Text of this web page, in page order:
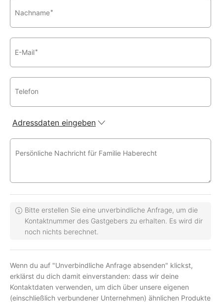
Nachname*
E-Mail*
Telefon
Adressdaten eingeben
Persönliche Nachricht für Familie Haberecht
Bitte erstellen Sie eine unverbindliche Anfrage, um die
Kontaktnummer des Gastgebers zu erhalten. Es wird dir
noch nichts berechnet.
Wenn du auf "Unverbindliche Anfrage absenden" klickst,
erklärst du dich damit einverstanden: dass wir deine
Kontaktdaten verwenden, um dich über unsere eigenen
(einschließlich verbundener Unternehmen) ähnlichen Produkte